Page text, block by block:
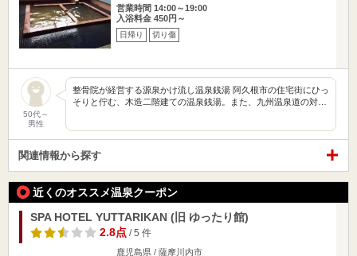
営業時間 14:00～19:00
入浴料金 450円～
日帰り 切り傷
50代～
男性
整骨院が経営する源泉かけ流し温泉銭湯 阿久根市の住宅街にひっ
そりと佇む、木造二階建ての温泉銭湯。また、九州温泉道の対…
関連情報から探す
近くのオススメ温泉クーポン
SPA HOTEL YUTTARIKAN (旧 ゆったり館)
2.8点/ 5 件
鹿児島県 / 薩摩川内市